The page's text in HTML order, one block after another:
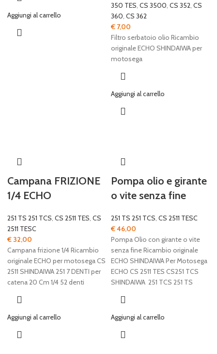
Aggiungi al carrello
350 TES CS 3500 CS 352 CS
360 CS 362
€ 7,00
Filtro serbatoio olio Ricambio
originale ECHO SHINDAIWA per
motosega
Aggiungi al carrello
Campana FRIZIONE
1/4 ECHO
251 TS 251 TCS CS 2511 TES CS
2511 TESC
€ 32,00
Campana frizione 1/4 Ricambio
originale ECHO per motosega CS
2511 SHINDAIWA 251 7 DENTI per
catena 20 Cm 1/4 52 denti
Aggiungi al carrello
Pompa olio e girante
o vite senza fine
251 TS 251 TCS CS 2511 TESC
€46,00
Pompa Olio con girante o vite
senza fine Ricambio originale
ECHO SHINDAIWA Per Motosega
ECHO CS 2511 TES CS251 TCS
SHINDAIWA 251 TCS 251 TS
Aggiungi al carrello